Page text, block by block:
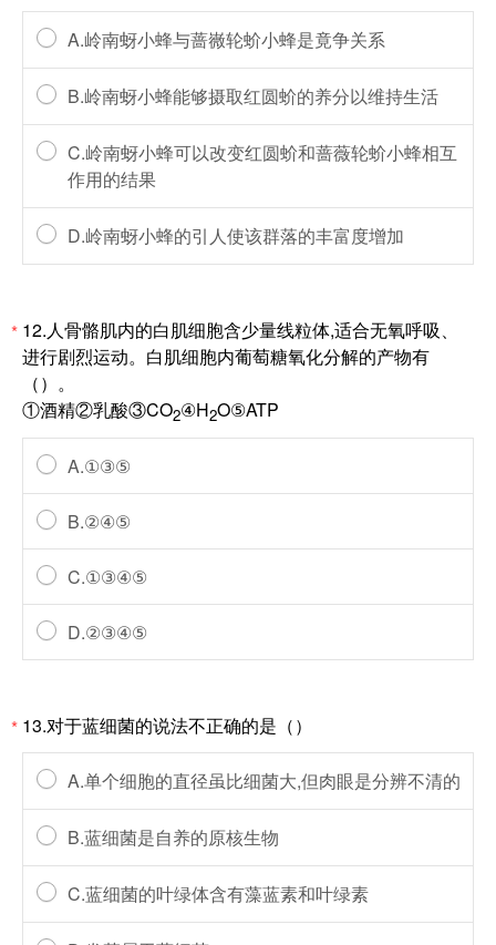
A.岭南蚜小蜂与蔷嶶轮蚧小蜂是竟争关系
B.岭南蚜小蜂能够摄取红圆蚧的养分以维持生活
C.岭南蚜小蜂可以改变红圆蚧和蔷薇轮蚧小蜂相互
作用的结果
D.岭南蚜小蜂的引人使该群落的丰富度增加
* 12.人骨骼肌内的白肌细胞含少量线粒体,适合无氧呼吸、
进行剧烈运动。白肌细胞内葡萄糖氧化分解的产物有
（）。
①酒精②乳酸③CO2④H2O⑤ATP
A.①③⑤
B.②④⑤
C.①③④⑤
D.②③④⑤
* 13.对于蓝细菌的说法不正确的是（）
A.单个细胞的直径虽比细菌大,但肉眼是分辨不清的
B.蓝细菌是自养的原核生物
C.蓝细菌的叶绿体含有藻蓝素和叶绿素